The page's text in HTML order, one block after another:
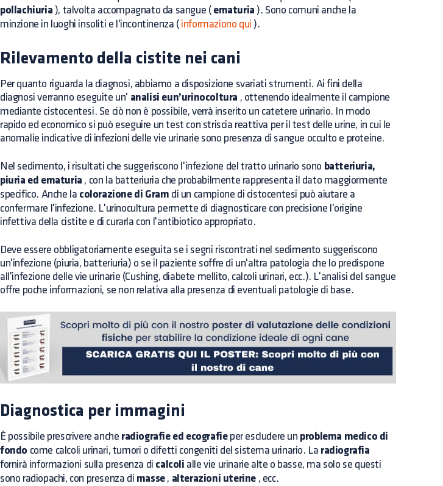
pollachiuria ), talvolta accompagnato da sangue ( ematuria ). Sono comuni anche la
minzione in luoghi insoliti e l'incontinenza ( informaziono qui ).
Rilevamento della cistite nei cani
Per quanto riguarda la diagnosi, abbiamo a disposizione svariati strumenti. Ai fini della
diagnosi verranno eseguite un' analisi eun’urinocoltura , ottenendo idealmente il campione
mediante cistocentesi. Se ciò non è possibile, verrà inserito un catetere urinario. In modo
rapido ed economico si può eseguire un test con striscia reattiva per il test delle urine, in cui le
anomalie indicative di infezioni delle vie urinarie sono presenza di sangue occulto e proteine.
Nel sedimento, i risultati che suggeriscono l'infezione del tratto urinario sono batteriuria,
piuria ed ematuria , con la batteriuria che probabilmente rappresenta il dato maggiormente
specifico. Anche la colorazione di Gram di un campione di cistocentesi può aiutare a
confermare l'infezione. L'urinocultura permette di diagnosticare con precisione l'origine
infettiva della cistite e di curarla con l'antibiotico appropriato.
Deve essere obbligatoriamente eseguita se i segni riscontrati nel sedimento suggeriscono
un'infezione (piuria, batteriuria) o se il paziente soffre di un'altra patologia che lo predispone
all'infezione delle vie urinarie (Cushing, diabete mellito, calcoli urinari, ecc.). L'analisi del sangue
offre poche informazioni, se non relativa alla presenza di eventuali patologie di base.
Diagnostica per immagini
È possibile prescrivere anche radiografie ed ecografieper escludere un problema medico di
fondo come calcoli urinari, tumori o difetti congeniti del sistema urinario. La radiografia
fornirà informazioni sulla presenza di calcoli alle vie urinarie alte o basse, ma solo se questi
sono radiopachi, con presenza di masse, alterazioni uterine , ecc.